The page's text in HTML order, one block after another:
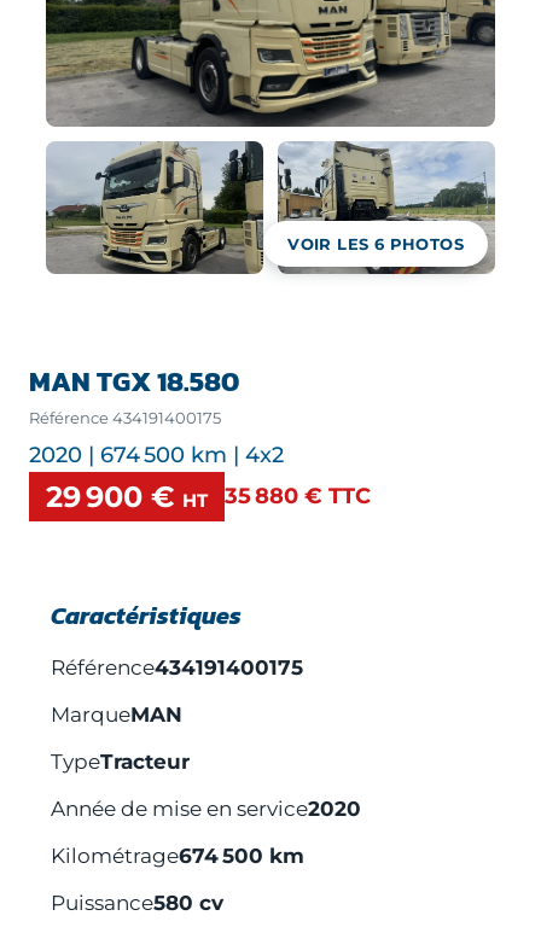
MAN TGX 18.580
Référence434191400175
2020 | 674 500 km | 4x2
29 900 € HT 35 880 € TTC
VOIR LES 6 PHOTOS
Caractéristiques
Référence434191400175
MarqueMAN
TypeTracteur
Année de mise en service2020
Kilométrage674 500 km
Puissance580 cv